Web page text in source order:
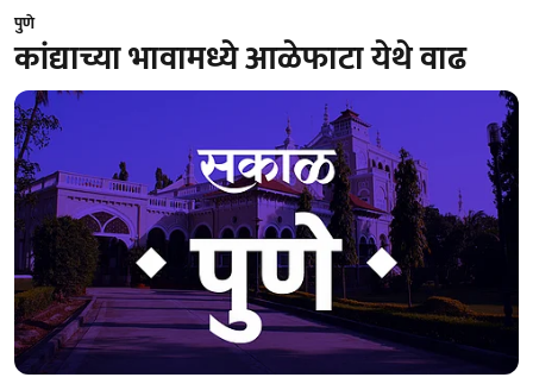
पुणे
कांद्याच्या भावामध्ये आळेफाटा येथे वाढ